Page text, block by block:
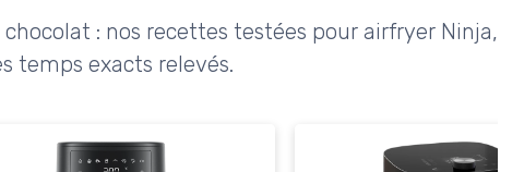
: nos recettes testées pour airfryer Ninja,
temps exacts relevés.